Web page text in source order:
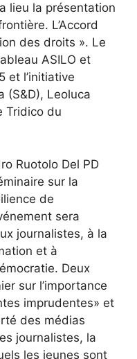
lieu la présentation
L’Accord
des droits ». Le
ASILO et
et l’initiative
(S&D), Leoluca
Tridico du
Ruotolo Del PD
sur la
de
sera
journalistes, à la
et à
Deux
sur l’importance
imprudentes» et
des médias
journalistes, la
les jeunes sont